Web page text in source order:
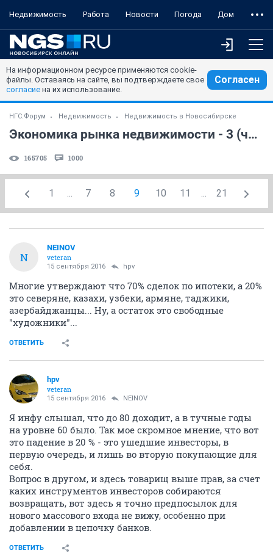
Недвижимость Работа Новости Погода Дом
На информационном ресурсе применяются cookie-
файлы. Оставаясь на сайте, вы подтверждаете свое
согласие на их использование.
Согласен
НГС.Форум Недвижимость Недвижимость в Новосибирске
Экономика рынка недвижимости - 3 (часть 14)
165705 1000
1 ... 7 8 9 10 11 ... 21
N
NEINOV
veteran
15 сентября 2016 hpv
Многие утверждают что 70% сделок по ипотеки, а 20%
это северяне, казахи, узбеки, армяне, таджики,
азербайджанцы... Ну, а остаток это свободные
"художники"...
ОТВЕТИТЬ
hpv
veteran
15 сентября 2016 NEINOV
Я инфу слышал, что до 80 доходит, а в тучные годы
на уровне 60 было. Так мое скромное мнение, что вот
это падение в 20 % - это ушедшие инвесторы, в
первую очередь, и лишь во вторую покупающие для
себя.
Вопрос в другом, и здесь товарищ выше прав, за счет
каких инструментов инвесторов собираются
возвращать, вот здесь я точно предпосылок для
нового массового входа не вижу, особенно при
добавлении в цепочку банков.
ОТВЕТИТЬ